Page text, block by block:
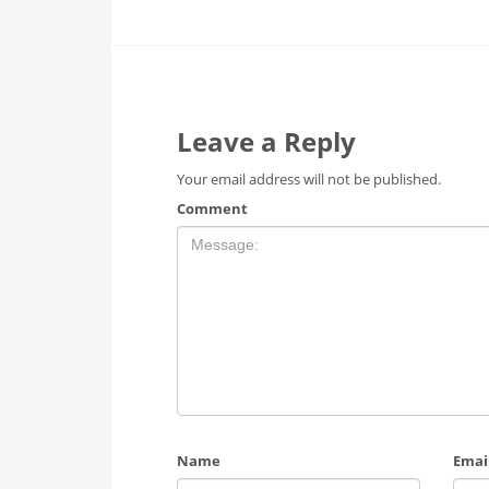
Leave a Reply
Your email address will not be published.
Comment
Name